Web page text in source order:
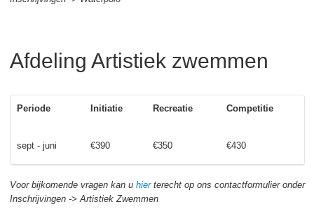
Afdeling Artistiek zwemmen
Periode Initiatie Recreatie Competitie
sept - juni €390 €350 €430
Voor bijkomende vragen kan u hierterecht op ons contactformulier onder
Inschrijvingen -> Artistiek Zwemmen